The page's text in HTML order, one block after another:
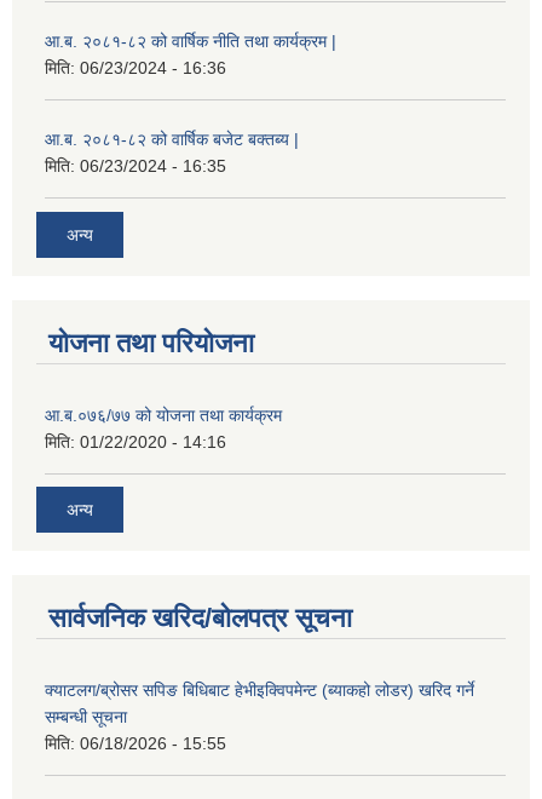
आ.ब. २०८१-८२ को वार्षिक नीति तथा कार्यक्रम |
मिति: 06/23/2024 - 16:36
आ.ब. २०८१-८२ को वार्षिक बजेट बक्तब्य |
मिति: 06/23/2024 - 16:35
अन्य
योजना तथा परियोजना
आ.ब.०७६/७७ को योजना तथा कार्यक्रम
मिति: 01/22/2020 - 14:16
अन्य
सार्वजनिक खरिद/बोलपत्र सूचना
क्याटलग/ब्रोसर सपिङ बिधिबाट हेभीइक्विपमेन्ट (ब्याकहो लोडर) खरिद गर्ने
सम्बन्धी सूचना
मिति: 06/18/2026 - 15:55